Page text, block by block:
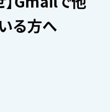
る方へ